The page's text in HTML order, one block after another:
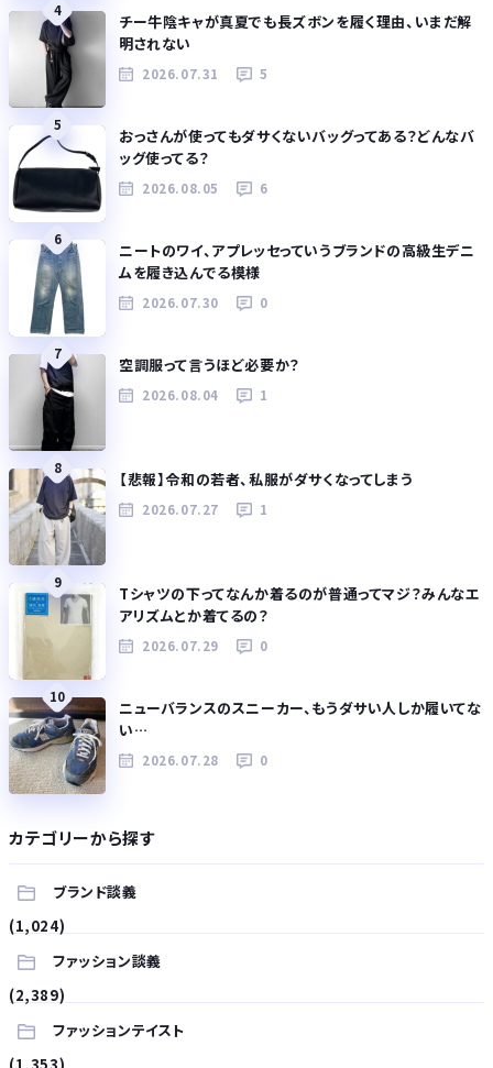
4
チー牛陰キャが真夏でも長ズボンを履く理由、いまだ解
明されない
2026.07.31 5
5
おっさんが使ってもダサくないバッグってある？どんなバ
ッグ使ってる？
2026.08.05 6
6
ニートのワイ、アプレッセっていうブランドの高級生デニ
ムを履き込んでる模様
2026.07.30 0
7
空調服って言うほど必要か？
2026.08.04 1
8
【悲報】令和の若者、私服がダサくなってしまう
2026.07.27 1
9
Tシャツの下ってなんか着るのが普通ってマジ？みんなエ
アリズムとか着てるの？
2026.07.29 0
10
ニューバランスのスニーカー、もうダサい人しか履いてな
い…
2026.07.28 0
カテゴリーから探す
ブランド談義
(1,024)
ファッション談義
(2,389)
ファッションテイスト